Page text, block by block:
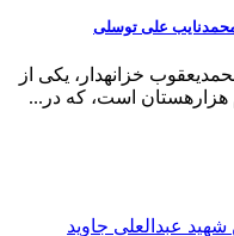
محمدنایب علی توسلی
خزانه­دار، یکی از
هزاره­ستان است، که در...